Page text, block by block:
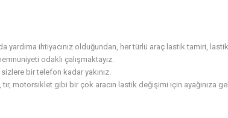
yardıma ihtiyacınız olduğundan, her türlü araç lastik tamiri, lastik
odaklı çalışmaktayız.
bir telefon kadar yakınız.
motorsiklet gibi bir çok aracın lastik değişimi için ayağınıza